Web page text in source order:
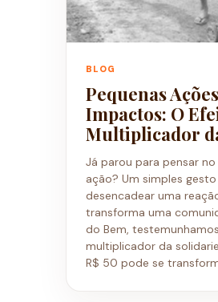
BLOG
Pequenas
Impactos: O
Multiplicador
Já parou para pensar
ação? Um simples
desencadear uma
transforma uma
do Bem,
multiplicador da
R$ 50 pode se